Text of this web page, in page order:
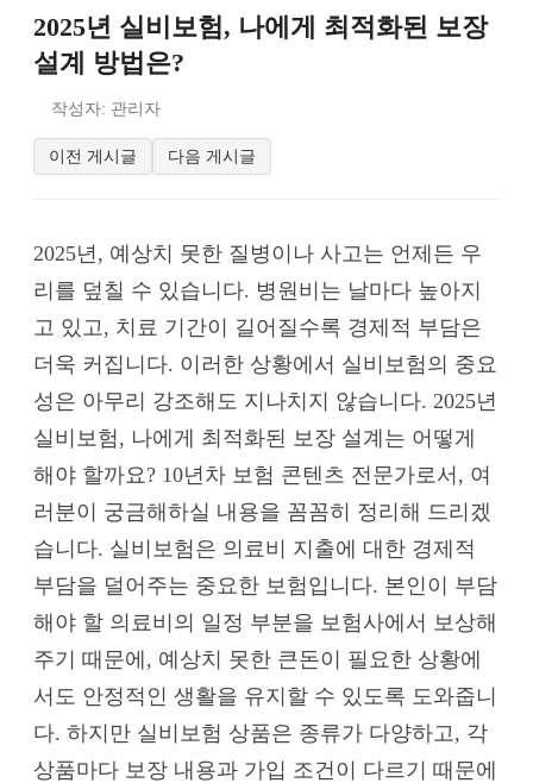
2025년 실비보험, 나에게 최적화된 보장
설계 방법은?
작성자: 관리자
이전 게시글 다음 게시글
2025년, 예상치 못한 질병이나 사고는 언제든 우
리를 덮칠 수 있습니다. 병원비는 날마다 높아지
고 있고, 치료 기간이 길어질수록 경제적 부담은
더욱 커집니다. 이러한 상황에서 실비보험의 중요
성은 아무리 강조해도 지나치지 않습니다. 2025년
실비보험, 나에게 최적화된 보장 설계는 어떻게
해야 할까요? 10년차 보험 콘텐츠 전문가로서, 여
러분이 궁금해하실 내용을 꼼꼼히 정리해 드리겠
습니다. 실비보험은 의료비 지출에 대한 경제적
부담을 덜어주는 중요한 보험입니다. 본인이 부담
해야 할 의료비의 일정 부분을 보험사에서 보상해
주기 때문에, 예상치 못한 큰돈이 필요한 상황에
서도 안정적인 생활을 유지할 수 있도록 도와줍니
다. 하지만 실비보험 상품은 종류가 다양하고, 각
상품마다 보장 내용과 가입 조건이 다르기 때문에